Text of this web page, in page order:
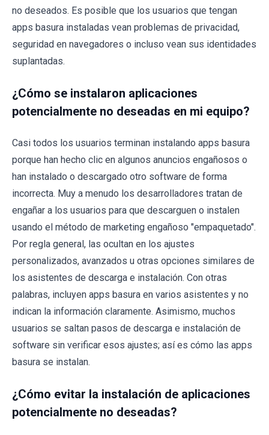
no deseados. Es posible que los usuarios que tengan
apps basura instaladas vean problemas de privacidad,
seguridad en navegadores o incluso vean sus identidades
suplantadas.
¿Cómo se instalaron aplicaciones
potencialmente no deseadas en mi equipo?
Casi todos los usuarios terminan instalando apps basura
porque han hecho clic en algunos anuncios engañosos o
han instalado o descargado otro software de forma
incorrecta. Muy a menudo los desarrolladores tratan de
engañar a los usuarios para que descarguen o instalen
usando el método de marketing engañoso "empaquetado".
Por regla general, las ocultan en los ajustes
personalizados, avanzados u otras opciones similares de
los asistentes de descarga e instalación. Con otras
palabras, incluyen apps basura en varios asistentes y no
indican la información claramente. Asimismo, muchos
usuarios se saltan pasos de descarga e instalación de
software sin verificar esos ajustes; así es cómo las apps
basura se instalan.
¿Cómo evitar la instalación de aplicaciones
potencialmente no deseadas?